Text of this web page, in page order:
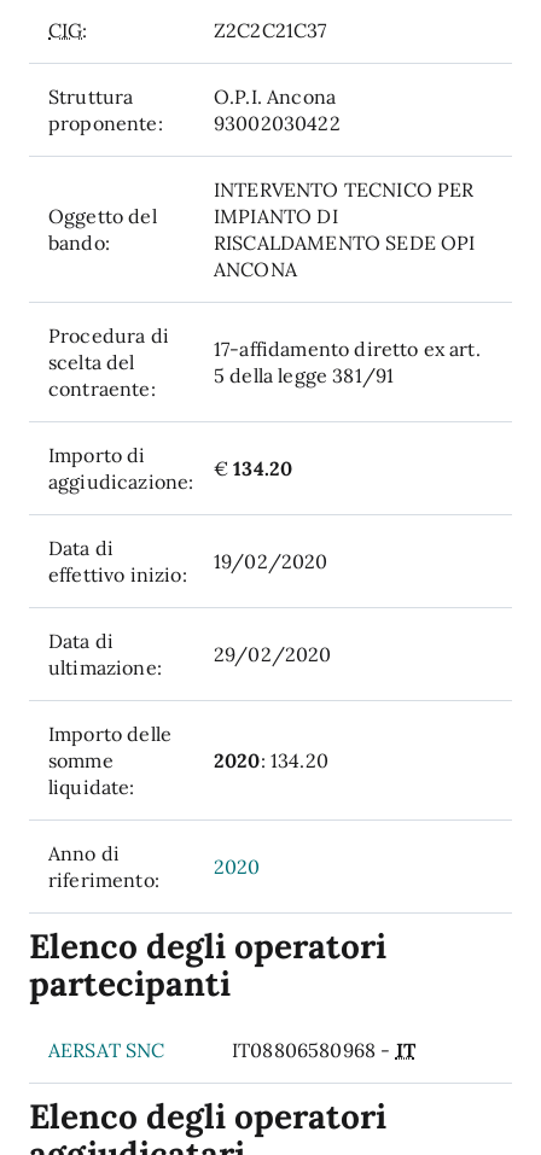
CIG: Z2C2C21C37
Struttura
proponente:
O.P.I. Ancona
93002030422
Oggetto del
bando:
INTERVENTO TECNICO PER
IMPIANTO DI
RISCALDAMENTO SEDE OPI
ANCONA
Procedura di
scelta del
contraente:
17-affidamento diretto ex art.
5 della legge 381/91
Importo di
aggiudicazione:
€134.20
Data di
effettivo inizio:
19/02/2020
Data di
ultimazione:
29/02/2020
Importo delle
somme
liquidate:
2020: 134.20
Anno di
riferimento:
2020
Elenco degli operatori
partecipanti
AERSAT SNC IT08806580968 - IT
Elenco degli operatori